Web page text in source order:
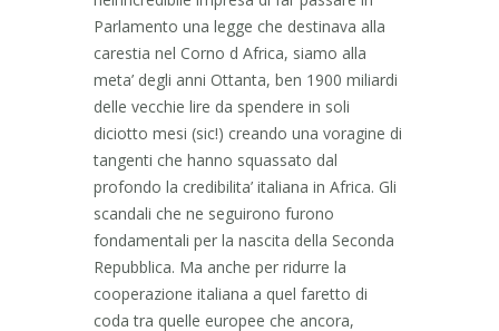
Parlamento una legge che destinava alla
carestia nel Corno d Africa, siamo alla
meta’ degli anni Ottanta, ben 1900 miliardi
delle vecchie lire da spendere in soli
diciotto mesi (sic!) creando una voragine di
tangenti che hanno squassato dal
profondo la credibilita’ italiana in Africa. Gli
scandali che ne seguirono furono
fondamentali per la nascita della Seconda
Repubblica. Ma anche per ridurre la
cooperazione italiana a quel faretto di
coda tra quelle europee che ancora,